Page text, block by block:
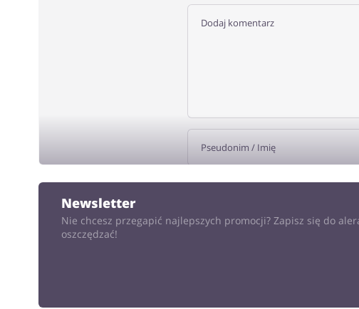
Newsletter
Nie chcesz przegapić najlepszych promocji? Zapisz się do
oszczędzać!